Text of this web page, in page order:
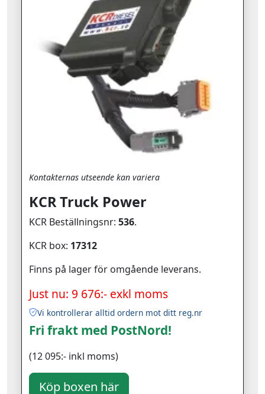
Kontakternas utseende kan variera
KCR Truck Power
KCR Beställningsnr: 536.
KCR box: 17312
Finns på lager för omgående leverans.
Just nu: 9 676:- exkl moms
Vi kontrollerar alltid ordern mot ditt reg.nr
Fri frakt med PostNord!
(12 095:- inkl moms)